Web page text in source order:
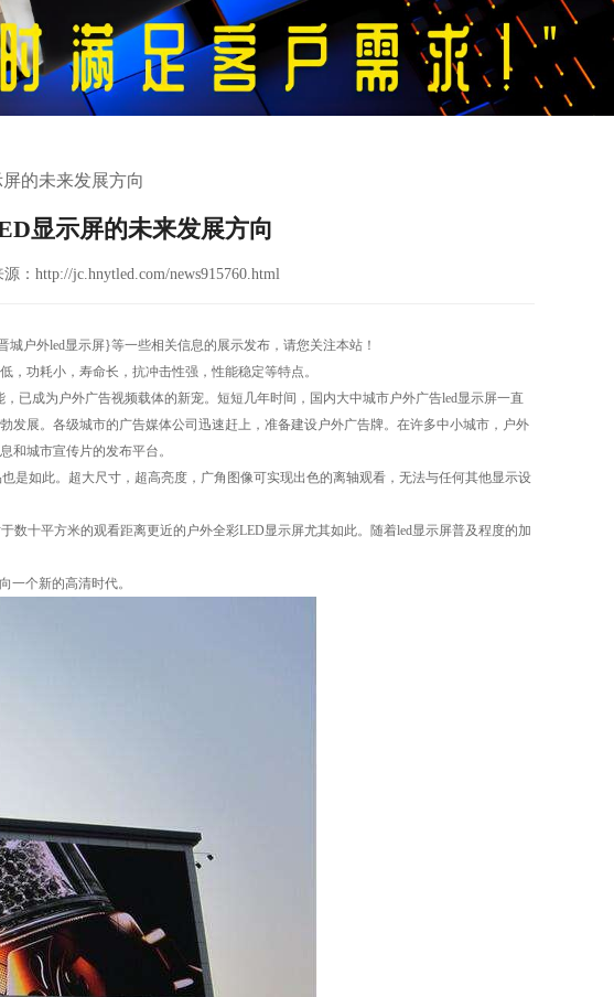
的未来发展方向
显示屏的未来发展方向
源：http://jc.hnytled.com/news915760.html
城户外led显示屏}等一些相关信息的展示发布，请您关注本站！
功耗小，寿命长，抗冲击性强，性能稳定等特点。
已成为户外广告视频载体的新宠。短短几年时间，国内大中城市户外广告led显示屏一直
展。各级城市的广告媒体公司迅速赶上，准备建设户外广告牌。在许多中小城市，户外
和城市宣传片的发布平台。
是如此。超大尺寸，超高亮度，广角图像可实现出色的离轴观看，无法与任何其他显示设
十平方米的观看距离更近的户外全彩LED显示屏尤其如此。随着led显示屏普及程度的加
一个新的高清时代。